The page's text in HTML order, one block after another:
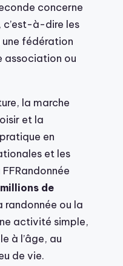
concerne
, c’est-à-dire les
fédération
association ou
la marche
et la
en
et les
de
randonnée ou la
activité simple,
à l’âge, au
de vie.